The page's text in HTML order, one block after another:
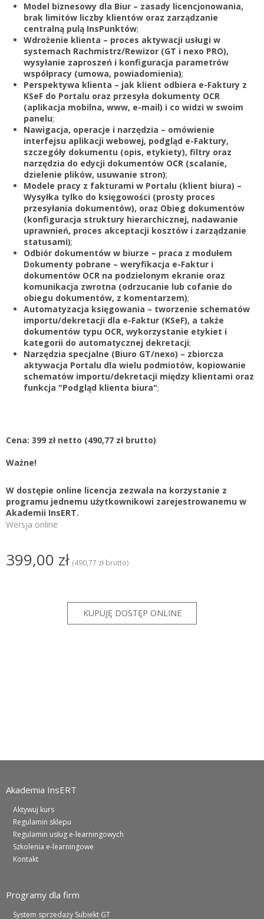
Model biznesowy dla Biur – zasady licencjonowania,
brak limitów liczby klientów oraz zarządzanie
centralną pulą InsPunktów;
Wdrożenie klienta – proces aktywacji usługi w
systemach Rachmistrz/Rewizor (GT i nexo PRO),
wysyłanie zaproszeń i konfiguracja parametrów
współpracy (umowa, powiadomienia);
Perspektywa klienta – jak klient odbiera e-Faktury z
KSeF do Portalu oraz przesyła dokumenty OCR
(aplikacja mobilna, www, e-mail) i co widzi w swoim
panelu;
Nawigacja, operacje i narzędzia – omówienie
interfejsu aplikacji webowej, podgląd e-Faktury,
szczegóły dokumentu (opis, etykiety), filtry oraz
narzędzia do edycji dokumentów OCR (scalanie,
dzielenie plików, usuwanie stron);
Modele pracy z fakturami w Portalu (klient biura) –
Wysyłka tylko do księgowości (prosty proces
przesyłania dokumentów), oraz Obieg dokumentów
(konfiguracja struktury hierarchicznej, nadawanie
uprawnień, proces akceptacji kosztów i zarządzanie
statusami);
Odbiór dokumentów w biurze – praca z modułem
Dokumenty pobrane – weryfikacja e-Faktur i
dokumentów OCR na podzielonym ekranie oraz
komunikacja zwrotna (odrzucanie lub cofanie do
obiegu dokumentów, z komentarzem);
Automatyzacja księgowania – tworzenie schematów
importu/dekretacji dla e-Faktur (KSeF), a także
dokumentów typu OCR, wykorzystanie etykiet i
kategorii do automatycznej dekretacji;
Narzędzia specjalne (Biuro GT/nexo) – zbiorcza
aktywacja Portalu dla wielu podmiotów, kopiowanie
schematów importu/dekretacji między klientami oraz
funkcja "Podgląd klienta biura";
Cena: 399 zł netto (490,77 zł brutto)
Ważne!
W dostępie online licencja zezwala na korzystanie z
programu jednemu użytkownikowi zarejestrowanemu w
Akademii InsERT.
Wersja online
399,00 zł (490,77 zł brutto)
Akademia InsERT
Aktywuj kurs
Regulamin sklepu
Regulamin usług e-learningowych
Szkolenia e-learningowe
Kontakt
Programy dla firm
System sprzedaży Subiekt GT